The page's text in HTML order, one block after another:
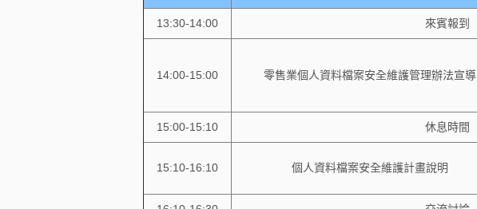
13:30-14:00 來賓報到
14:00-15:00 零售業個人資料檔案安全維護管理辦法宣導
15:00-15:10 休息時間
15:10-16:10 個人資料檔案安全維護計畫說明